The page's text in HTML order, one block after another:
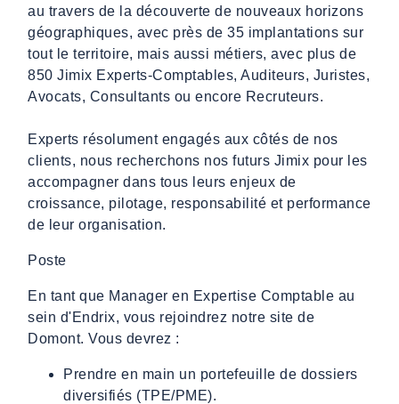
au travers de la découverte de nouveaux horizons
géographiques, avec près de 35 implantations sur
tout le territoire, mais aussi métiers, avec plus de
850 Jimix Experts-Comptables, Auditeurs, Juristes,
Avocats, Consultants ou encore Recruteurs.
Experts résolument engagés aux côtés de nos
clients, nous recherchons nos futurs Jimix pour les
accompagner dans tous leurs enjeux de
croissance, pilotage, responsabilité et performance
de leur organisation.
Poste
En tant que Manager en Expertise Comptable au
sein d'Endrix, vous rejoindrez notre site de
Domont. Vous devrez :
Prendre en main un portefeuille de dossiers
diversifiés (TPE/PME).